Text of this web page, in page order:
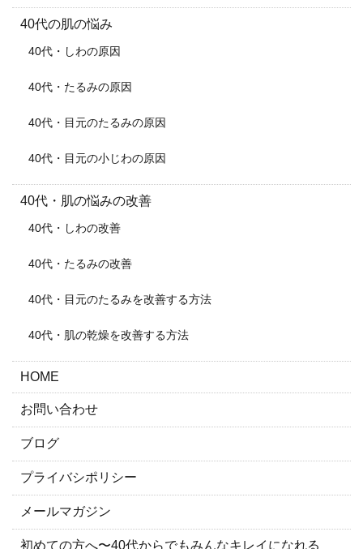
40代の肌の悩み
40代・しわの原因
40代・たるみの原因
40代・目元のたるみの原因
40代・目元の小じわの原因
40代・肌の悩みの改善
40代・しわの改善
40代・たるみの改善
40代・目元のたるみを改善する方法
40代・肌の乾燥を改善する方法
HOME
お問い合わせ
ブログ
プライバシポリシー
メールマガジン
初めての方へ〜40代からでもみんなキレイになれる